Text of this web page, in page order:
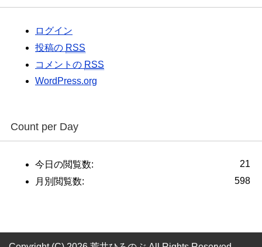
ログイン
投稿の RSS
コメントの RSS
WordPress.org
Count per Day
21
今日の閲覧数:
598
月別閲覧数: